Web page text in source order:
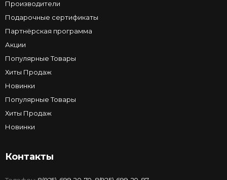
Производители
Подарочные сертификаты
Партнёрская программа
Акции
Популярные Товары
Хиты Продаж
Новинки
Популярные Товары
Хиты Продаж
Новинки
Контакты